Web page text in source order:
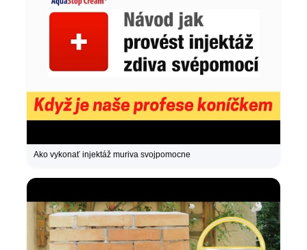
Ako vykonať injektáž muriva svojpomocne